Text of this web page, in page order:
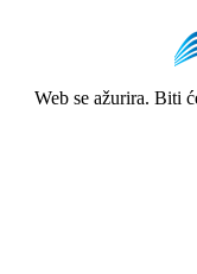
Web se ažurira. Biti